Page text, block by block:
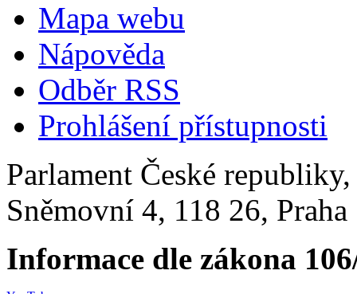
Mapa webu
Nápověda
Odběr RSS
Prohlášení přístupnosti
Parlament České
Sněmovní 4, 118 26,
Informace dle zákona